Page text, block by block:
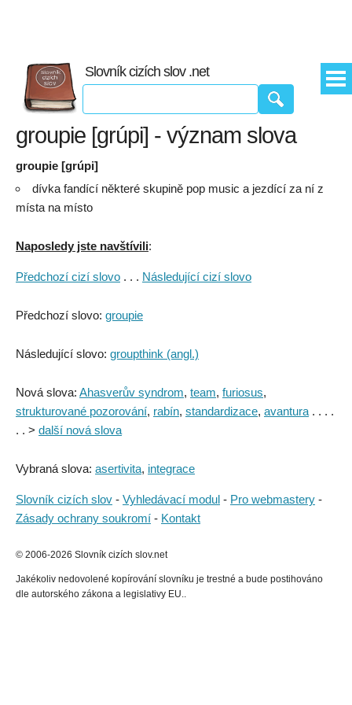
Slovník cizích slov .net
groupie [grúpi] - význam slova
groupie [grúpi]
dívka fandící některé skupině pop music a jezdící za ní z
místa na místo
Naposledy jste navštívili:
Předchozí cizí slovo . . . Následující cizí slovo
Předchozí slovo: groupie
Následující slovo: groupthink (angl.)
Nová slova: Ahasverův syndrom, team, furiosus,
strukturované pozorování, rabín, standardizace, avantura . . . .
. . > další nová slova
Vybraná slova: asertivita, integrace
Slovník cizích slov - Vyhledávací modul - Pro webmastery -
Zásady ochrany soukromí - Kontakt
© 2006-2026 Slovník cizích slov.net
Jakékoliv nedovolené kopírování slovníku je trestné a bude postihováno
dle autorského zákona a legislativy EU..